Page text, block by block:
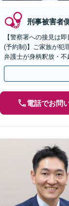
刑事被害者
【警察署への接見は
(予約制)】ご家族が犯
弁護士が身柄釈放・
月100名以上の相談実
電話でお問